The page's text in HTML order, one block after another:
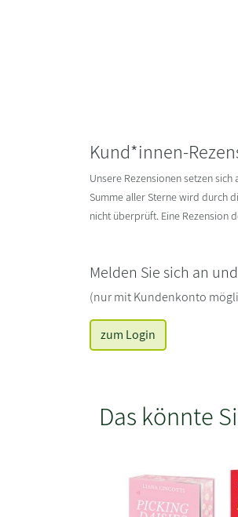
Kund*innen-
Unsere Rezensionen setzen
Summe aller Sterne wird durch
nicht überprüft. Eine Rezension
Melden Sie sich an
(nur mit Kundenkonto
zum Login
Das könnte